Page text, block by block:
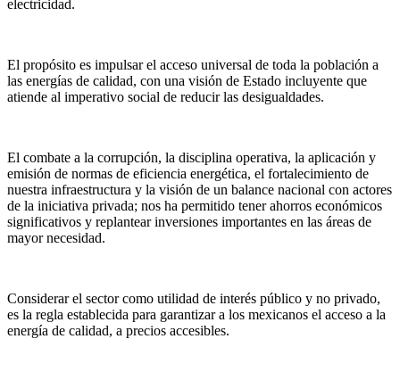
electricidad.
El propósito es impulsar el acceso universal de toda la población a
las energías de calidad, con una visión de Estado incluyente que
atiende al imperativo social de reducir las desigualdades.
El combate a la corrupción, la disciplina operativa, la aplicación y
emisión de normas de eficiencia energética, el fortalecimiento de
nuestra infraestructura y la visión de un balance nacional con actores
de la iniciativa privada; nos ha permitido tener ahorros económicos
significativos y replantear inversiones importantes en las áreas de
mayor necesidad.
Considerar el sector como utilidad de interés público y no privado,
es la regla establecida para garantizar a los mexicanos el acceso a la
energía de calidad, a precios accesibles.